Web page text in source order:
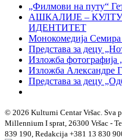
„Филмови на путу“
АШКАЛИЈЕ –
ИДЕНТИТЕТ
Монокомедија
Представа за децу
Изложба фотографија
Изложба Александре
Представа за децу
© 2026 Kulturni Centar Vršac. Sva
Millennium I sprat, 26300 Vršac -
839 190, Redakcija +381 13 830